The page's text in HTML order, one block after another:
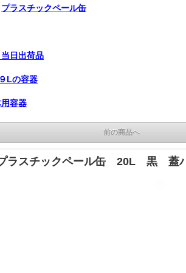
プラスチックペール缶
日出荷品
Lの容器
容器
前の商品へ
ラスチックペール缶 20L 黒 蓋